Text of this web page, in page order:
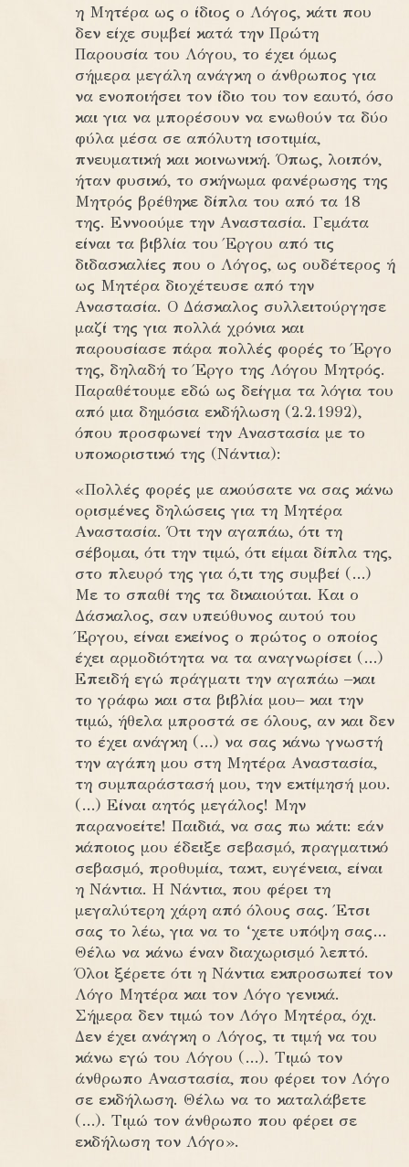
η Μητέρα ως ο ίδιος ο Λόγος, κάτι που
δεν είχε συμβεί κατά την Πρώτη
Παρουσία του Λόγου, το έχει όμως
σήμερα μεγάλη ανάγκη ο άνθρωπος για
να ενοποιήσει τον ίδιο του τον εαυτό, όσο
και για να μπορέσουν να ενωθούν τα δύο
φύλα μέσα σε απόλυτη ισοτιμία,
πνευματική και κοινωνική. Όπως, λοιπόν,
ήταν φυσικό, το σκήνωμα φανέρωσης της
Μητρός βρέθηκε δίπλα του από τα 18
της. Εννοούμε την Αναστασία. Γεμάτα
είναι τα βιβλία του Έργου από τις
διδασκαλίες που ο Λόγος, ως ουδέτερος ή
ως Μητέρα διοχέτευσε από την
Αναστασία. Ο Δάσκαλος συλλειτούργησε
μαζί της για πολλά χρόνια και
παρουσίασε πάρα πολλές φορές το Έργο
της, δηλαδή το Έργο της Λόγου Μητρός.
Παραθέτουμε εδώ ως δείγμα τα λόγια του
από μια δημόσια εκδήλωση (2.2.1992),
όπου προσφωνεί την Αναστασία με το
υποκοριστικό της (Νάντια):
«Πολλές φορές με ακούσατε να σας κάνω
ορισμένες δηλώσεις για τη Μητέρα
Αναστασία. Ότι την αγαπάω, ότι τη
σέβομαι, ότι την τιμώ, ότι είμαι δίπλα της,
στο πλευρό της για ό,τι της συμβεί (…)
Με το σπαθί της τα δικαιούται. Και ο
Δάσκαλος, σαν υπεύθυνος αυτού του
Έργου, είναι εκείνος ο πρώτος ο οποίος
έχει αρμοδιότητα να τα αναγνωρίσει (…)
Επειδή εγώ πράγματι την αγαπάω –και
το γράφω και στα βιβλία μου– και την
τιμώ, ήθελα μπροστά σε όλους, αν και δεν
το έχει ανάγκη (…) να σας κάνω γνωστή
την αγάπη μου στη Μητέρα Αναστασία,
τη συμπαράστασή μου, την εκτίμησή μου.
(…) Είναι αητός μεγάλος! Μην
παρανοείτε! Παιδιά, να σας πω κάτι: εάν
κάποιος μου έδειξε σεβασμό, πραγματικό
σεβασμό, προθυμία, τακτ, ευγένεια, είναι
η Νάντια. Η Νάντια, που φέρει τη
μεγαλύτερη χάρη από όλους σας. Έτσι
σας το λέω, για να το ‘χετε υπόψη σας…
Θέλω να κάνω έναν διαχωρισμό λεπτό.
Όλοι ξέρετε ότι η Νάντια εκπροσωπεί τον
Λόγο Μητέρα και τον Λόγο γενικά.
Σήμερα δεν τιμώ τον Λόγο Μητέρα, όχι.
Δεν έχει ανάγκη ο Λόγος, τι τιμή να του
κάνω εγώ του Λόγου (…). Τιμώ τον
άνθρωπο Αναστασία, που φέρει τον Λόγο
σε εκδήλωση. Θέλω να το καταλάβετε
(…). Τιμώ τον άνθρωπο που φέρει σε
εκδήλωση τον Λόγο».